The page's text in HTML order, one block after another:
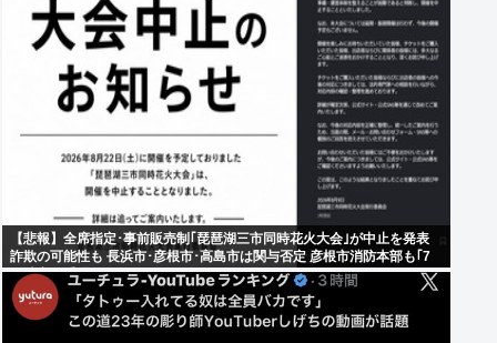
【悲報】全席指定･事前販売制｢琵琶湖三市同時花火大会｣が中止を発表
詐欺の可能性も 長浜市･彦根市･高島市は関与否定 彦根市消防本部も｢7
日時点で受理していない｣